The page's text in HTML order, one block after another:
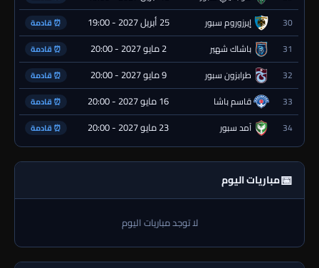
30 إيرزوروم سبور 25 أبريل 2027 - 19:00 ⏰ قادمة
31 باشاك شهير 2 مايو 2027 - 20:00 ⏰ قادمة
32 طرابزون سبور 9 مايو 2027 - 20:00 ⏰ قادمة
33 قاسم باشا 16 مايو 2027 - 20:00 ⏰ قادمة
34 آمد سبور 23 مايو 2027 - 20:00 ⏰ قادمة
📅مباريات اليوم
لا توجد مباريات اليوم